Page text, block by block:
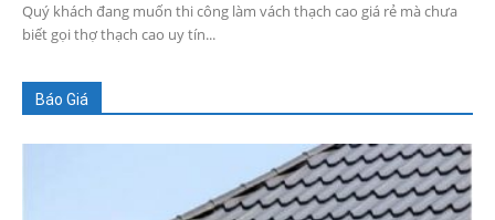
Quý khách đang muốn thi công làm vách thạch cao giá rẻ mà chưa
biết gọi thợ thạch cao uy tín...
Báo Giá